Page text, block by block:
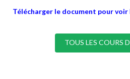
Télécharger le document pour
TOUS LES COURS